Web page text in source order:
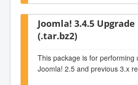
Joomla! 3.4.5 Upgrade
(.tar.bz2)
This package is for performing
Joomla! 2.5 and previous 3.x